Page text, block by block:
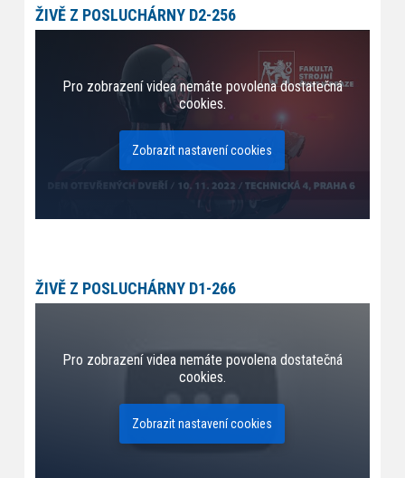
ŽIVĚ Z POSLUCHÁRNY D2-256
Pro zobrazení videa nemáte povolena dostatečná
cookies.
Zobrazit nastavení cookies
ŽIVĚ Z POSLUCHÁRNY D1-266
Pro zobrazení videa nemáte povolena dostatečná
cookies.
Zobrazit nastavení cookies